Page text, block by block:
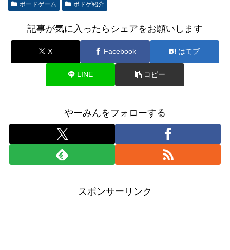
ボードゲーム ボドゲ紹介
記事が気に入ったらシェアをお願いします
X Facebook はてブ
LINE コピー
やーみんをフォローする
スポンサーリンク